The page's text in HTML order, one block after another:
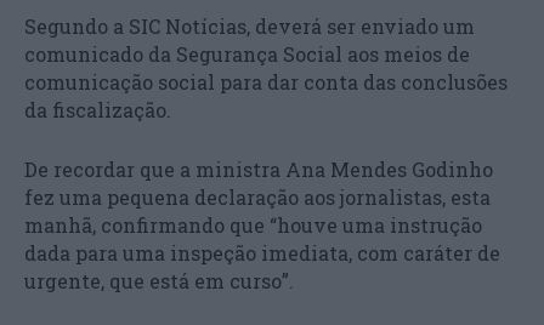
Segundo a SIC Notícias, deverá ser enviado um
comunicado da Segurança Social aos meios de
comunicação social para dar conta das conclusões
da fiscalização.
De recordar que a ministra Ana Mendes Godinho
fez uma pequena declaração aos jornalistas, esta
manhã, confirmando que “houve uma instrução
dada para uma inspeção imediata, com caráter de
urgente, que está em curso”.